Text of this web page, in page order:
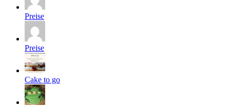
Preise
Preise
Cake to go